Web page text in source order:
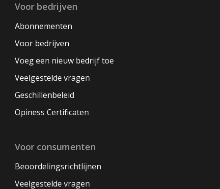
Voor bedrijven
Abonnementen
Voor bedrijven
Voeg een nieuw bedrijf toe
Veelgestelde vragen
Geschillenbeleid
Opiness Certificaten
Voor consumenten
Beoordelingsrichtlijnen
Veelgestelde vragen